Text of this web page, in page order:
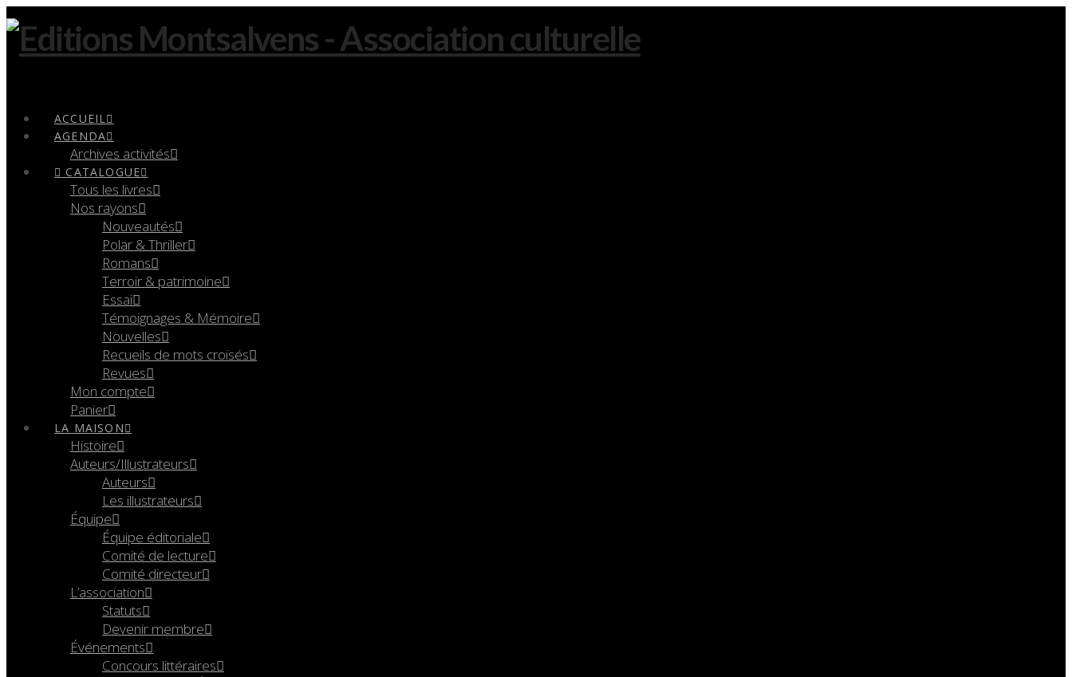
ACCUEIL
AGENDA
Archives activités
CATALOGUE
Tous les livres
Nos rayons
Nouveautés
Polar & Thriller
Romans
Terroir & patrimoine
Essai
Témoignages & Mémoire
Nouvelles
Recueils de mots croisés
Revues
Mon compte
Panier
LA MAISON
Histoire
Auteurs/Illustrateurs
Auteurs
Les illustrateurs
Équipe
Équipe éditoriale
Comité de lecture
Comité directeur
L’association
Statuts
Devenir membre
Événements
Concours littéraires